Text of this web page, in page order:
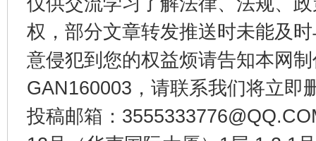
权，部分文章转发推送时未能及
意侵犯到您的权益烦请告知本网
GAN160003，请联系我们将立即
投稿邮箱：
受贿1.44亿！段成刚被判无期 从幼